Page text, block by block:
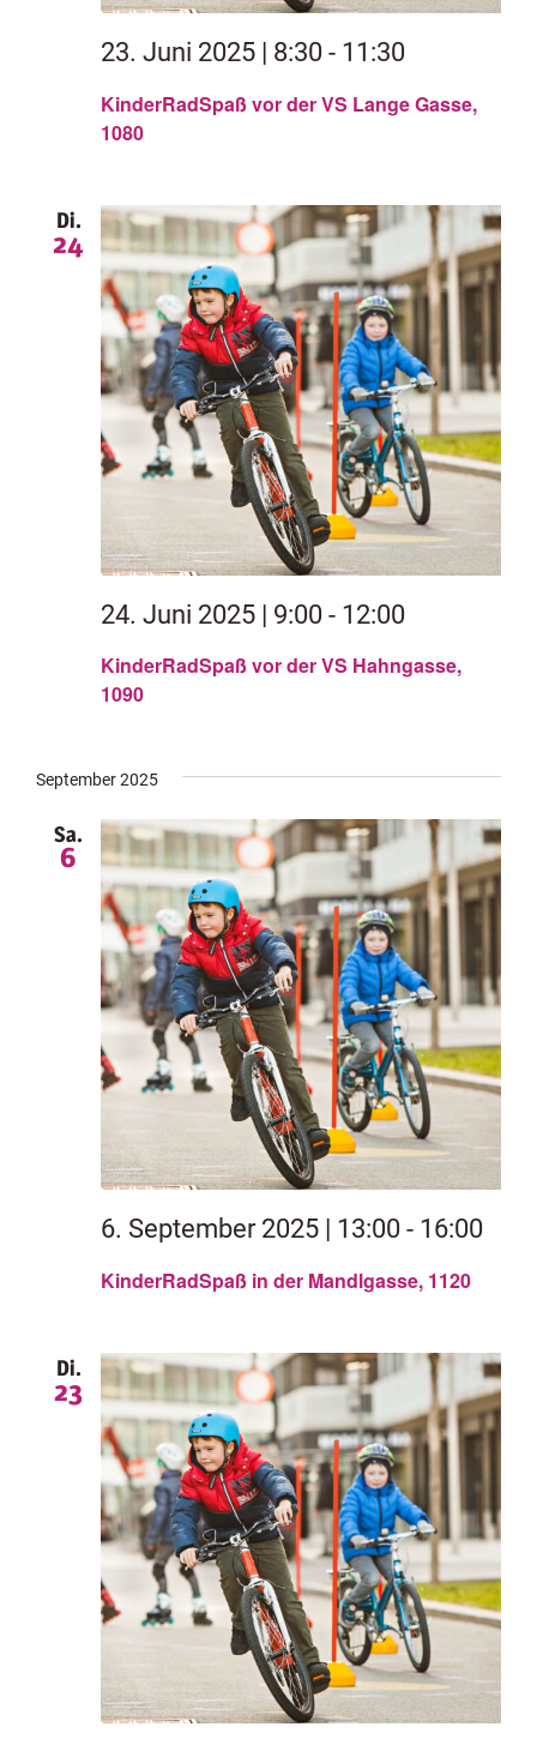
KinderRadSpaß vor der VS Lange Gasse,
1080
23. Juni 2025 | 8:30 - 11:30
Di.
24
KinderRadSpaß vor der VS Hahngasse,
1090
24. Juni 2025 | 9:00 - 12:00
September 2025
Sa.
6
KinderRadSpaß in der Mandlgasse, 1120
6. September 2025 | 13:00 - 16:00
Di.
23